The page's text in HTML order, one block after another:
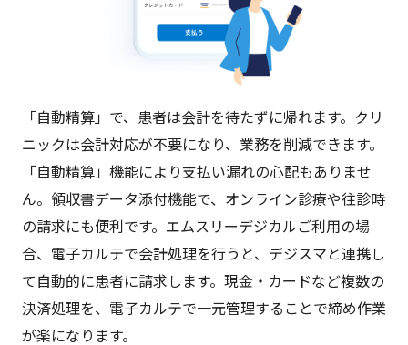
「自動精算」で、患者は会計を待たずに帰れます。クリ
ニックは会計対応が不要になり、業務を削減できます。
「自動精算」機能により支払い漏れの心配もありませ
ん。領収書データ添付機能で、オンライン診療や往診時
の請求にも便利です。エムスリーデジカルご利用の場
合、電子カルテで会計処理を行うと、デジスマと連携し
て自動的に患者に請求します。現金・カードなど複数の
決済処理を、電子カルテで一元管理することで締め作業
が楽になります。